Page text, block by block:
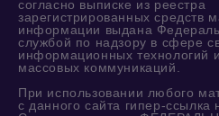
согласно выписке из реестра
зарегистрированных средств
информации выдана
службой по надзору в сфере
информационных технологий и
массовых коммуникаций.
При использовании любого
с данного сайта гипер-ссылка